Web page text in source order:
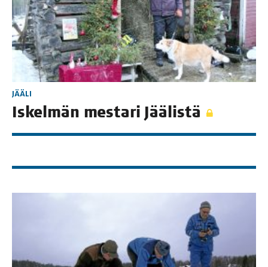
JÄÄLI
Iskel­män mes­ta­ri Jäälistä